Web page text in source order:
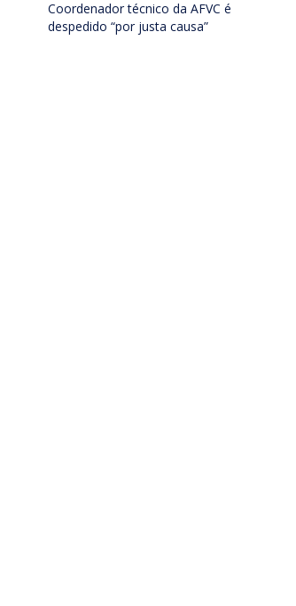
Coordenador técnico da AFVC é
despedido “por justa causa”